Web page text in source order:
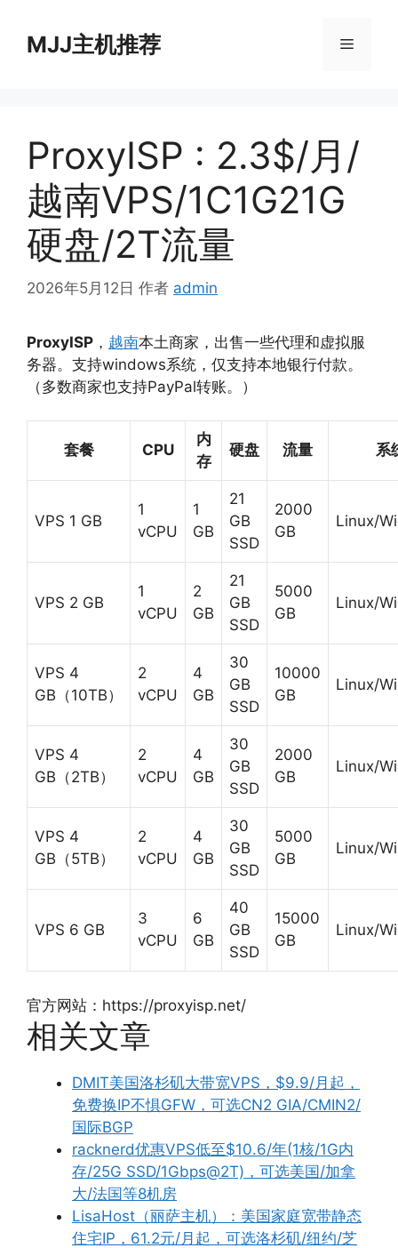
MJJ主机推荐 菜
ProxyISP : 2.3$/月/
越南VPS/1C1G21G
硬盘/2T流量
2026年5月12日 作者 admin
ProxyISP ， 越南本土商家，出售一些代理和虚拟服
务器。支持windows系统，仅支持本地银行付款。
（多数商家也支持PayPal转账。）
套餐 CPU
内
存
硬盘 流量 系
VPS 1 GB
1
vCPU
1
GB
21
GB
SSD
2000
GB
Linux/
VPS 2 GB
1
vCPU
2
GB
21
GB
SSD
5000
GB
Linux/
VPS 4
GB（10TB）
2
vCPU
4
GB
30
GB
SSD
10000
GB
Linux/
VPS 4
GB（2TB）
2
vCPU
4
GB
30
GB
SSD
2000
GB
Linux/
VPS 4
GB（5TB）
2
vCPU
4
GB
30
GB
SSD
5000
GB
Linux/
VPS 6 GB
3
vCPU
6
GB
40
GB
SSD
15000
GB
Linux/
官方网站：https://proxyisp.net/
相关文章
DMIT美国洛杉矶大带宽VPS，$9.9/月起，
免费换IP不惧GFW，可选CN2 GIA/CMIN2/
国际BGP
racknerd优惠VPS低至$10.6/年(1核/1G内
存/25G SSD/1Gbps@2T)，可选美国/加拿
大/法国等8机房
LisaHost（丽萨主机）：美国家庭宽带静态
住宅IP，61.2元/月起，可选洛杉矶/纽约/芝